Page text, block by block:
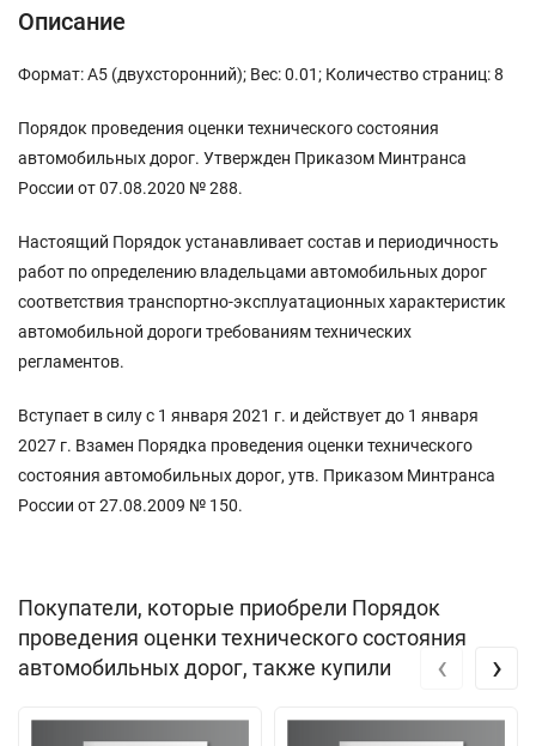
Описание
Формат: А5 (двухсторонний); Вес: 0.01; Количество страниц: 8
Порядок проведения оценки технического состояния
автомобильных дорог. Утвержден Приказом Минтранса
России от 07.08.2020 № 288.
Настоящий Порядок устанавливает состав и периодичность
работ по определению владельцами автомобильных дорог
соответствия транспортно-эксплуатационных характеристик
автомобильной дороги требованиям технических
регламентов.
Вступает в силу с 1 января 2021 г. и действует до 1 января
2027 г. Взамен Порядка проведения оценки технического
состояния автомобильных дорог, утв. Приказом Минтранса
России от 27.08.2009 № 150.
Покупатели, которые приобрели Порядок
проведения оценки технического состояния
автомобильных дорог, также купили
‹ ›